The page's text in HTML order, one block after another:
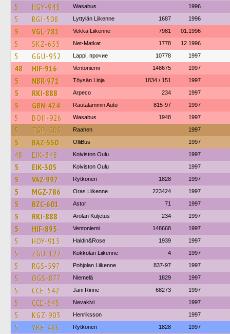
5 HGY-945 Wasabus 1996
5 RGJ-508 Lyttylän Liikenne 1687 1996
5 VGL-781 Vekka Liikenne 7981 01.1996
5 SKZ-655 Net-Matkat 1778 12.1996
5 GGU-952 Lappi, прочие 10778 1997
48 HIF-916 Ventoniemi 148675 1997
5 NBR-971 Töysän Linja 1834 / 151 1997
5 RKI-888 Arpeco 234 1997
5 GBN-424 Rautalammin Auto 815-97 1997
5 BOH-926 Wasabus 1948 1997
5 TGP-505 Raahen 1997
5 BAZ-550 OlliBus 1997
48 EIK-348 Koiviston Oulu 1997
5 EIK-305 Koiviston Oulu 1997
5 VAZ-997 Rytkönen 1828 1997
5 MGZ-786 Oras Liikenne 223424 1997
5 BZC-601 Astor 71 1997
5 RKI-888 Arolan Kuljetus 234 1997
5 HIF-895 Ventoniemi 148668 1997
5 HOY-915 Haldin&Rose 1939 1997
5 ZGU-122 Kokkolan Liikenne 4 1997
5 RGS-597 Pohjolan Liikenne 837-97 1997
5 OGS-877 Niemelä 1829 1997
5 CCE-542 Jani Rinne 68273 1997
5 CCE-645 Nevakivi 1997
5 KGZ-903 Henriksson 1997
5 YBF-486 Rytkönen 1828 1997